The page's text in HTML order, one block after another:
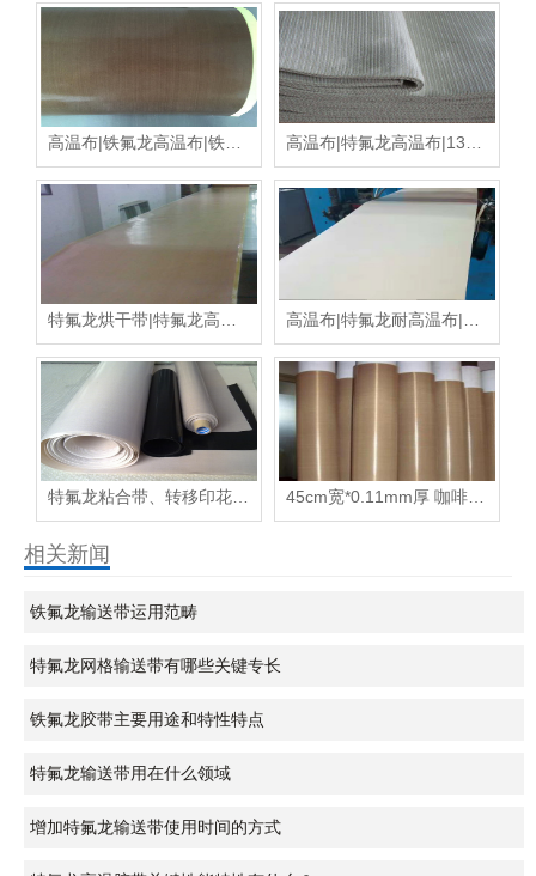
相关新闻
铁氟龙输送带运用范畴
特氟龙网格输送带有哪些关键专长
铁氟龙胶带主要用途和特性特点
特氟龙输送带用在什么领域
增加特氟龙输送带使用时间的方式